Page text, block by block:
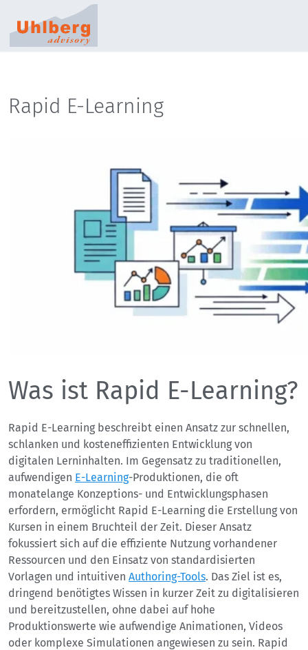
Rapid E-Learning
Was ist Rapid E-Learning?
Rapid E-Learning beschreibt einen Ansatz zur schnellen,
schlanken und kosteneffizienten Entwicklung von
digitalen Lerninhalten. Im Gegensatz zu traditionellen,
aufwendigen E-Learning-Produktionen, die oft
monatelange Konzeptions- und Entwicklungsphasen
erfordern, ermöglicht Rapid E-Learning die Erstellung von
Kursen in einem Bruchteil der Zeit. Dieser Ansatz
fokussiert sich auf die effiziente Nutzung vorhandener
Ressourcen und den Einsatz von standardisierten
Vorlagen und intuitiven Authoring-Tools. Das Ziel ist es,
dringend benötigtes Wissen in kurzer Zeit zu digitalisieren
und bereitzustellen, ohne dabei auf hohe
Produktionswerte wie aufwendige Animationen, Videos
oder komplexe Simulationen angewiesen zu sein. Rapid